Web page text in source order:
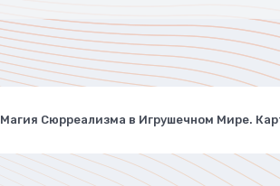
Магия Сюрреализма в Игрушечном Мире.